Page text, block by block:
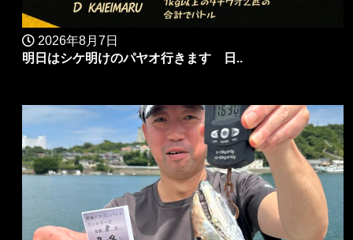
2026年8月7日
明日はシケ明けのパヤオ行きます 日..